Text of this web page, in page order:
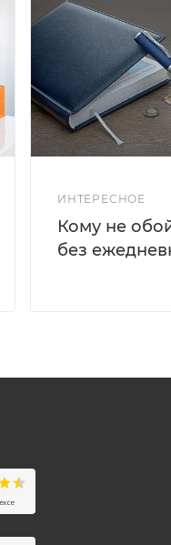
ИНТЕРЕСНОЕ
Кому не
без